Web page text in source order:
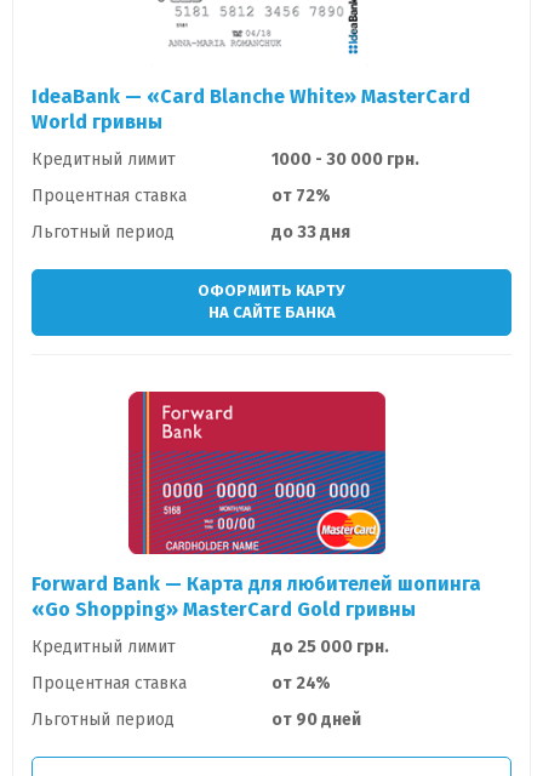
IdeaBank — «Card Blanche White» MasterCard
World гривны
Кредитный лимит
1000 - 30 000 грн.
Процентная ставка
от 72%
Льготный период
до 33 дня
ОФОРМИТЬ КАРТУ
НА САЙТЕ БАНКА
Forward Bank — Карта для любителей шопинга
«Go Shopping» MasterCard Gold гривны
Кредитный лимит
до 25 000 грн.
Процентная ставка
от 24%
Льготный период
от 90 дней